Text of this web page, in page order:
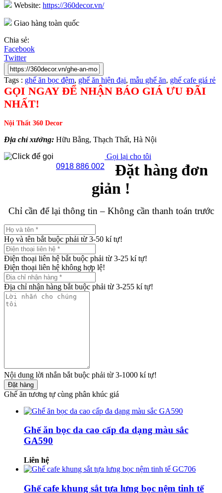
Website: https://360decor.vn/
Giao hàng toàn quốc
Chia sẻ:
Facebook
Twitter
Tags : ghế ăn bọc đệm, ghế ăn hiện đại, mẫu ghế ăn, ghế cafe giá rẻ
GỌI NGAY ĐỂ NHẬN BÁO GIÁ ƯU ĐÃI
NHẤT!
Nội Thất 360 Decor
Địa chỉ xưởng: Hữu Bằng, Thạch Thất, Hà Nội
0918 886 002
Gọi lại cho tôi
Đặt hàng đơn
giản !
Chỉ cần để lại thông tin – Không cần thanh toán trước
Họ và tên bắt buộc phải từ 3-50 kí tự!
Điện thoại liên hệ bắt buộc phải từ 3-25 kí tự!
Điện thoại liên hệ không hợp lệ!
Địa chỉ nhận hàng bắt buộc phải từ 3-255 kí tự!
Nội dung lời nhắn bắt buộc phải từ 3-1000 kí tự!
Đặt hàng
Ghế ăn tương tự cùng phân khúc giá
Ghế ăn bọc da cao cấp đa dạng màu sắc
GA590
Liên hệ
Ghế cafe khung sắt tựa lưng bọc nệm tinh tế